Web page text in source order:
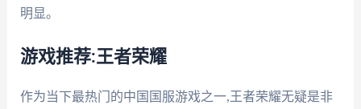
明显。
游戏推荐:王者荣耀
作为当下最热门的中国国服游戏之一,王者荣耀无疑是非